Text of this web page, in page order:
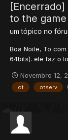
to the
um tópico no
Boa Noite, To
64bits). ele faz o
game word e não
pode me ajudar?
Novembro 12,
ot otserv